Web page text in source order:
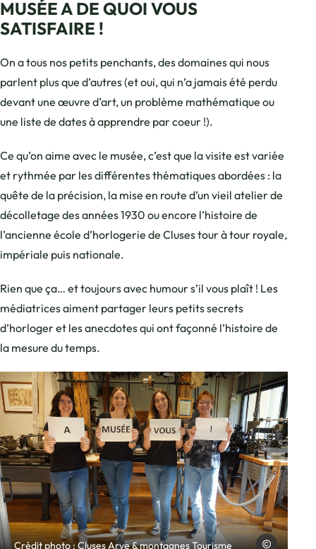
MUSÉE A DE QUOI VOUS
SATISFAIRE !
On a tous nos petits penchants, des domaines qui nous
parlent plus que d’autres (et oui, qui n’a jamais été perdu
devant une œuvre d’art, un problème mathématique ou
une liste de dates à apprendre par coeur !).
Ce qu’on aime avec le musée, c’est que la visite est variée
et rythmée par les différentes thématiques abordées : la
quête de la précision, la mise en route d’un vieil atelier de
décolletage des années 1930 ou encore l’histoire de
l’ancienne école d’horlogerie de Cluses tour à tour royale,
impériale puis nationale.
Rien que ça… et toujours avec humour s’il vous plaît ! Les
médiatrices aiment partager leurs petits secrets
d’horloger et les anecdotes qui ont façonné l’histoire de
la mesure du temps.
Crédit photo : Cluses Arve & montagnes TourismePhoto, © Cluses
Cluses Arve &